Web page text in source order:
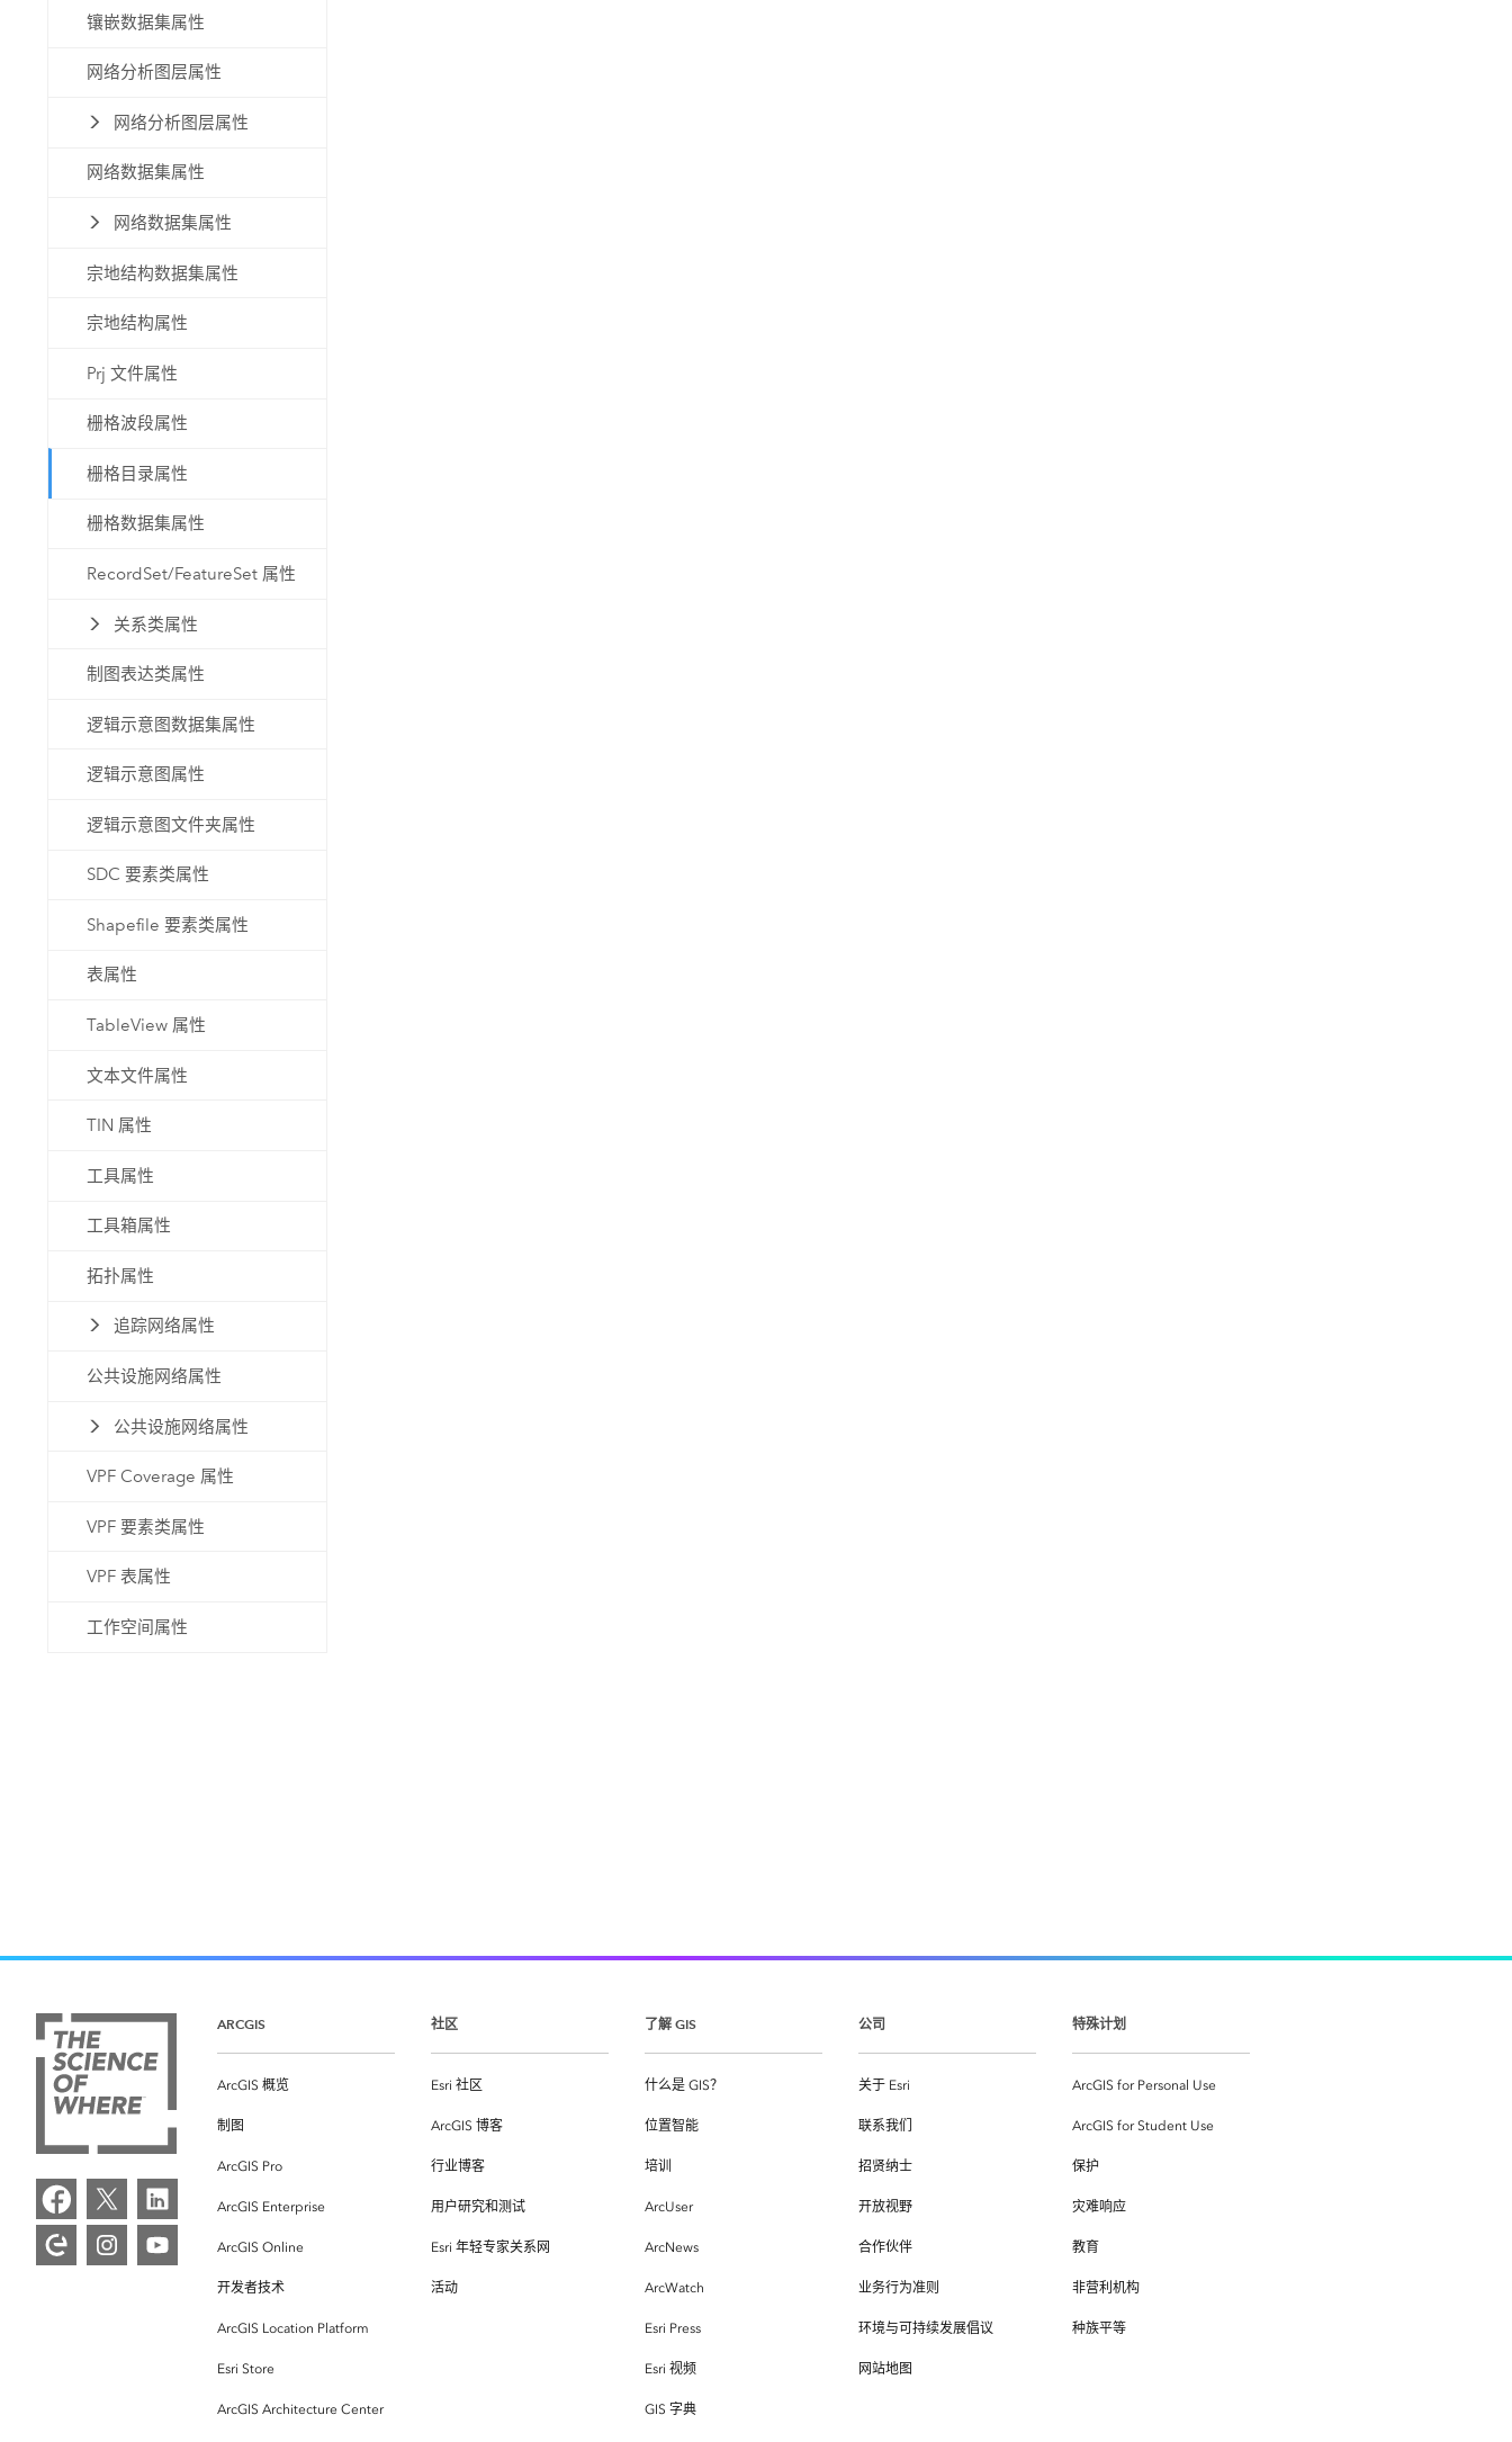
镶嵌数据集属性
网络分析图层属性
网络分析图层属性
网络数据集属性
网络数据集属性
宗地结构数据集属性
宗地结构属性
Prj 文件属性
栅格波段属性
栅格目录属性
栅格数据集属性
RecordSet/FeatureSet 属性
关系类属性
制图表达类属性
逻辑示意图数据集属性
逻辑示意图属性
逻辑示意图文件夹属性
SDC 要素类属性
Shapefile 要素类属性
表属性
TableView 属性
文本文件属性
TIN 属性
工具属性
工具箱属性
拓扑属性
追踪网络属性
公共设施网络属性
公共设施网络属性
VPF Coverage 属性
VPF 要素类属性
VPF 表属性
工作空间属性
ARCGIS
ArcGIS 概览
制图
ArcGIS Pro
ArcGIS Enterprise
ArcGIS Online
开发者技术
ArcGIS Location Platform
Esri Store
ArcGIS Architecture Center
社区
Esri 社区
ArcGIS 博客
行业博客
用户研究和测试
Esri 年轻专家关系网
活动
了解 GIS
什么是 GIS？
位置智能
培训
ArcUser
ArcNews
ArcWatch
Esri Press
Esri 视频
GIS 字典
公司
关于 Esri
联系我们
招贤纳士
开放视野
合作伙伴
业务行为准则
环境与可持续发展倡议
网站地图
特殊计划
ArcGIS for Personal Use
ArcGIS for Student Use
保护
灾难响应
教育
非营利机构
种族平等